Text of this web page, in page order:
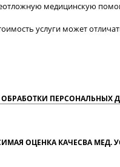
медицинскую
услуги может
ПЕРСОНАЛЬНЫХ